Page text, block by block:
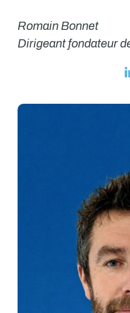
Romain Bonnet
Dirigeant fondateur